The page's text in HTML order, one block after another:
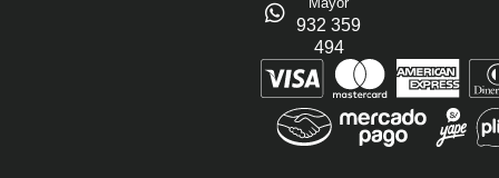
932 359
494